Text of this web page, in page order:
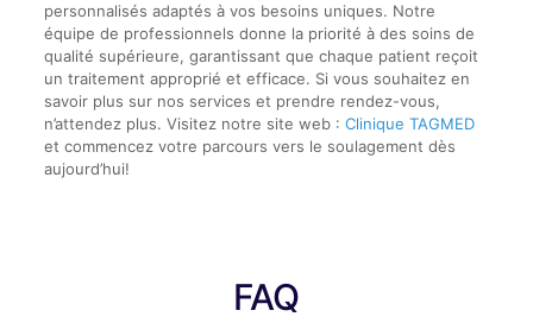
personnalisés adaptés à vos besoins uniques. Notre
équipe de professionnels donne la priorité à des soins de
qualité supérieure, garantissant que chaque patient reçoit
un traitement approprié et efficace. Si vous souhaitez en
savoir plus sur nos services et prendre rendez-vous,
n’attendez plus. Visitez notre site web : Clinique TAGMED
et commencez votre parcours vers le soulagement dès
aujourd’hui!
FAQ